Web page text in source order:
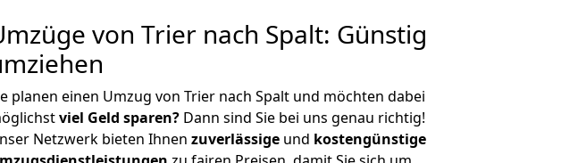
von Trier nach Spalt: Günstig
planen einen Umzug von Trier nach Spalt und möchten dabei
viel Geld sparen? Dann sind Sie bei uns genau richtig!
Netzwerk bieten Ihnen zuverlässige und kostengünstige